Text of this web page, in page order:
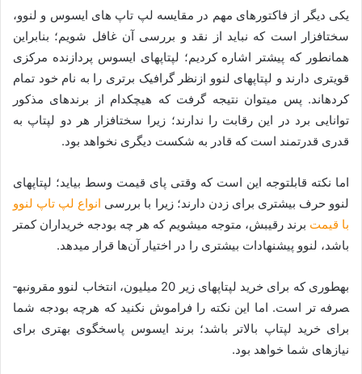
یکی دیگر از فاکتورهای مهم در مقایسه لپ تاپ های ایسوس و لنوو،
سخت­افزار است که نباید از نقد و بررسی آن غافل شویم؛ بنابراین
همان­طور که پیش­تر اشاره کردیم؛ لپ­تاپ­های ایسوس پردازنده ­مرکزی
قوی­تری دارند و لپ­تاپ­های لنوو ازنظر گرافیک برتری را به نام خود تمام
کرده­اند. پس می­توان نتیجه گرفت که هیچ­کدام از برندهای مذکور
توانایی برد در این رقابت را ندارند؛ زیرا سخت­افزار هر دو لپ­تاپ به
قدری قدرتمند است که قادر به شکست دیگری نخواهد بود.
اما نکته قابل­توجه این است که وقتی پای قیمت وسط بیاید؛ لپ­تاپ­های
لنوو حرف بیشتری برای زدن دارند؛ زیرا با بررسی انواع لپ تاپ لنوو
با قیمت برند رقیبش، متوجه می­شویم که هر چه بودجه خریداران کمتر
باشد، لنوو پیشنهادات بیشتری را در اختیار آن‌ها قرار می­دهد.
به­طوری که برای خرید لپ­تاپ­های زیر 20 میلیون، انتخاب لنوو مقرون­به­
صرفه تر است. اما این نکته را فراموش نکنید که هرچه بودجه شما
برای خرید لپ­تاپ بالاتر باشد؛ برند ایسوس پاسخگوی بهتری برای
نیازهای شما خواهد بود.